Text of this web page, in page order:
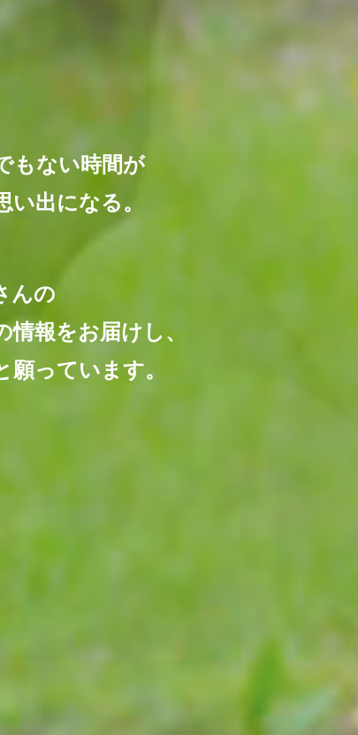
もない時間が
出になる。
んの
報をお届けし、
っています。